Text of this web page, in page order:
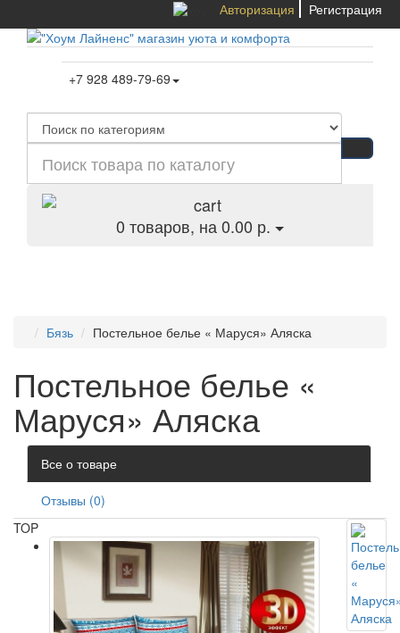
Авторизация Регистрация
+7 928 489-79-69
0 товаров, на 0.00 р.
Бязь Постельное белье « Маруся» Аляска
Постельное белье «
Маруся» Аляска
Все о товаре
Отзывы (0)
TOP